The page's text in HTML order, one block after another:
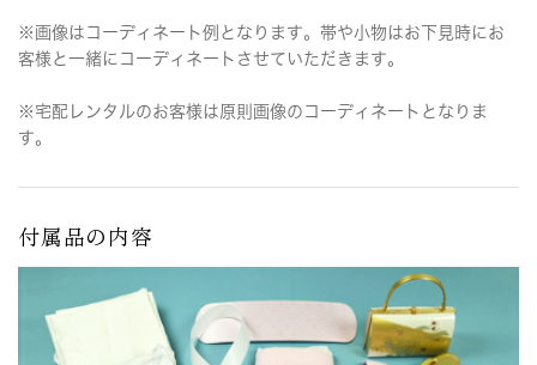
※画像はコーディネート例となります。帯や小物はお下見時にお
客様と一緒にコーディネートさせていただきます。
※宅配レンタルのお客様は原則画像のコーディネートとなりま
す。
付属品の内容